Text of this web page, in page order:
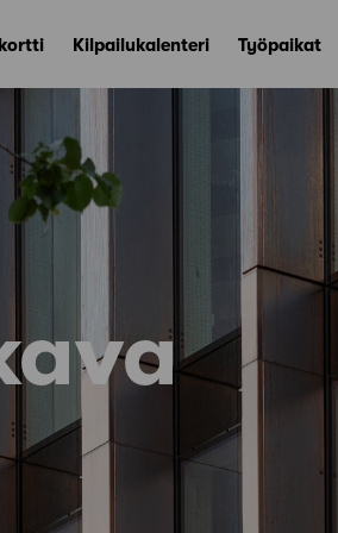
Kilpailukalenteri Työpaikat